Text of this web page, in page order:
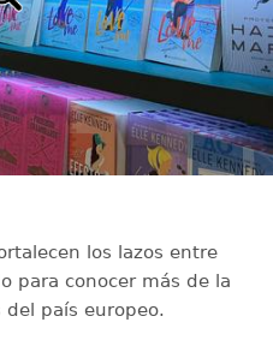
los lazos entre
para conocer más de la
del país europeo.